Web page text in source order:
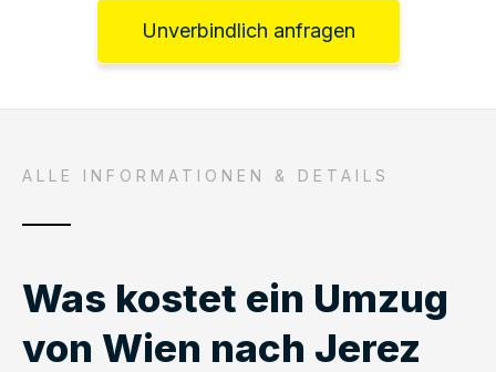
Unverbindlich anfragen
ALLE INFORMATIONEN & DETAILS
Was kostet ein Umzug
von Wien nach Jerez